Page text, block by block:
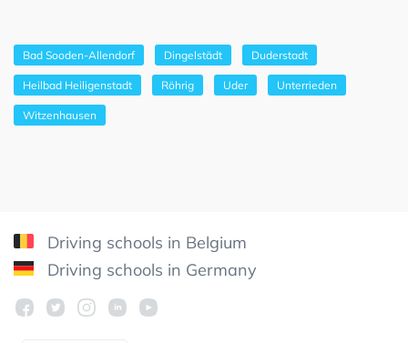
Bad Sooden-Allendorf Dingelstädt Duderstadt
Heilbad Heiligenstadt Röhrig Uder Unterrieden
Witzenhausen
Driving schools in Belgium
Driving schools in Germany